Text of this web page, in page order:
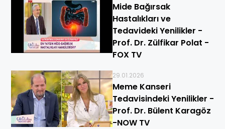
Mide Bağırsak
Hastalıkları ve
Tedavideki Yenilikler -
Prof. Dr. Zülfikar Polat -
FOX TV
29.01.2026
Meme Kanseri
Tedavisindeki Yenilikler -
Prof. Dr. Bülent Karagöz
-NOW TV